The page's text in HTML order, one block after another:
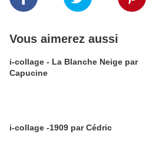
Vous aimerez aussi
i-collage - La Blanche Neige par
Capucine
i-collage -1909 par Cédric